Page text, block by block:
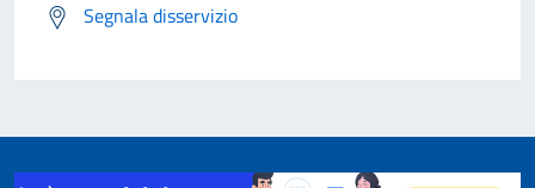
Segnala disservizio